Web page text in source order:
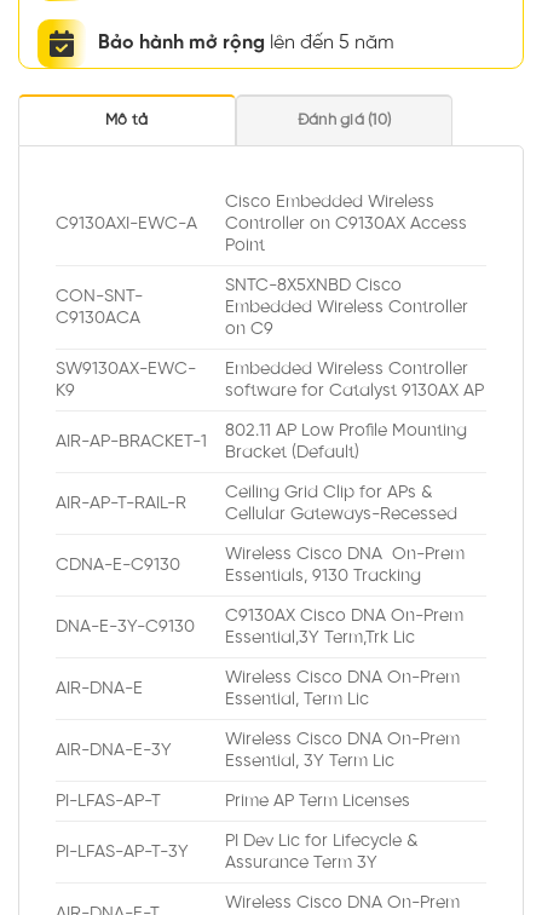
Bảo hành mở rộng lên đến 5 năm
Mô tả Đánh giá (10)
C9130AXI-EWC-A
Cisco Embedded Wireless
Controller on C9130AX Access
Point
CON-SNT-
C9130ACA
SNTC-8X5XNBD Cisco
Embedded Wireless Controller
on C9
SW9130AX-EWC-
K9
Embedded Wireless Controller
software for Catalyst 9130AX AP
AIR-AP-BRACKET-1
802.11 AP Low Profile Mounting
Bracket (Default)
AIR-AP-T-RAIL-R
Ceiling Grid Clip for APs &
Cellular Gateways-Recessed
CDNA-E-C9130
Wireless Cisco DNA On-Prem
Essentials, 9130 Tracking
DNA-E-3Y-C9130
C9130AX Cisco DNA On-Prem
Essential,3Y Term,Trk Lic
AIR-DNA-E
Wireless Cisco DNA On-Prem
Essential, Term Lic
AIR-DNA-E-3Y
Wireless Cisco DNA On-Prem
Essential, 3Y Term Lic
PI-LFAS-AP-T Prime AP Term Licenses
PI-LFAS-AP-T-3Y
PI Dev Lic for Lifecycle &
Assurance Term 3Y
Wireless Cisco DNA On-Prem